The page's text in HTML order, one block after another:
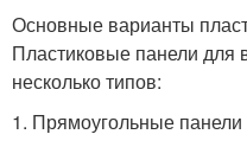
Основные варианты
Пластиковые панели для
несколько типов:
1. Прямоугольные панели